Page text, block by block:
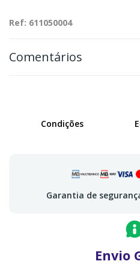
Ref: 611050004
Comentários
Condições
Garantia de
Envio